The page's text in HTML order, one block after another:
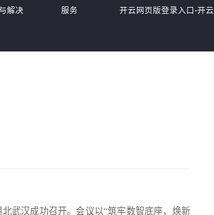
解决 服务 开云网页版登录入口-开云
武汉成功召开。会议以“筑牢数智底座，焕新